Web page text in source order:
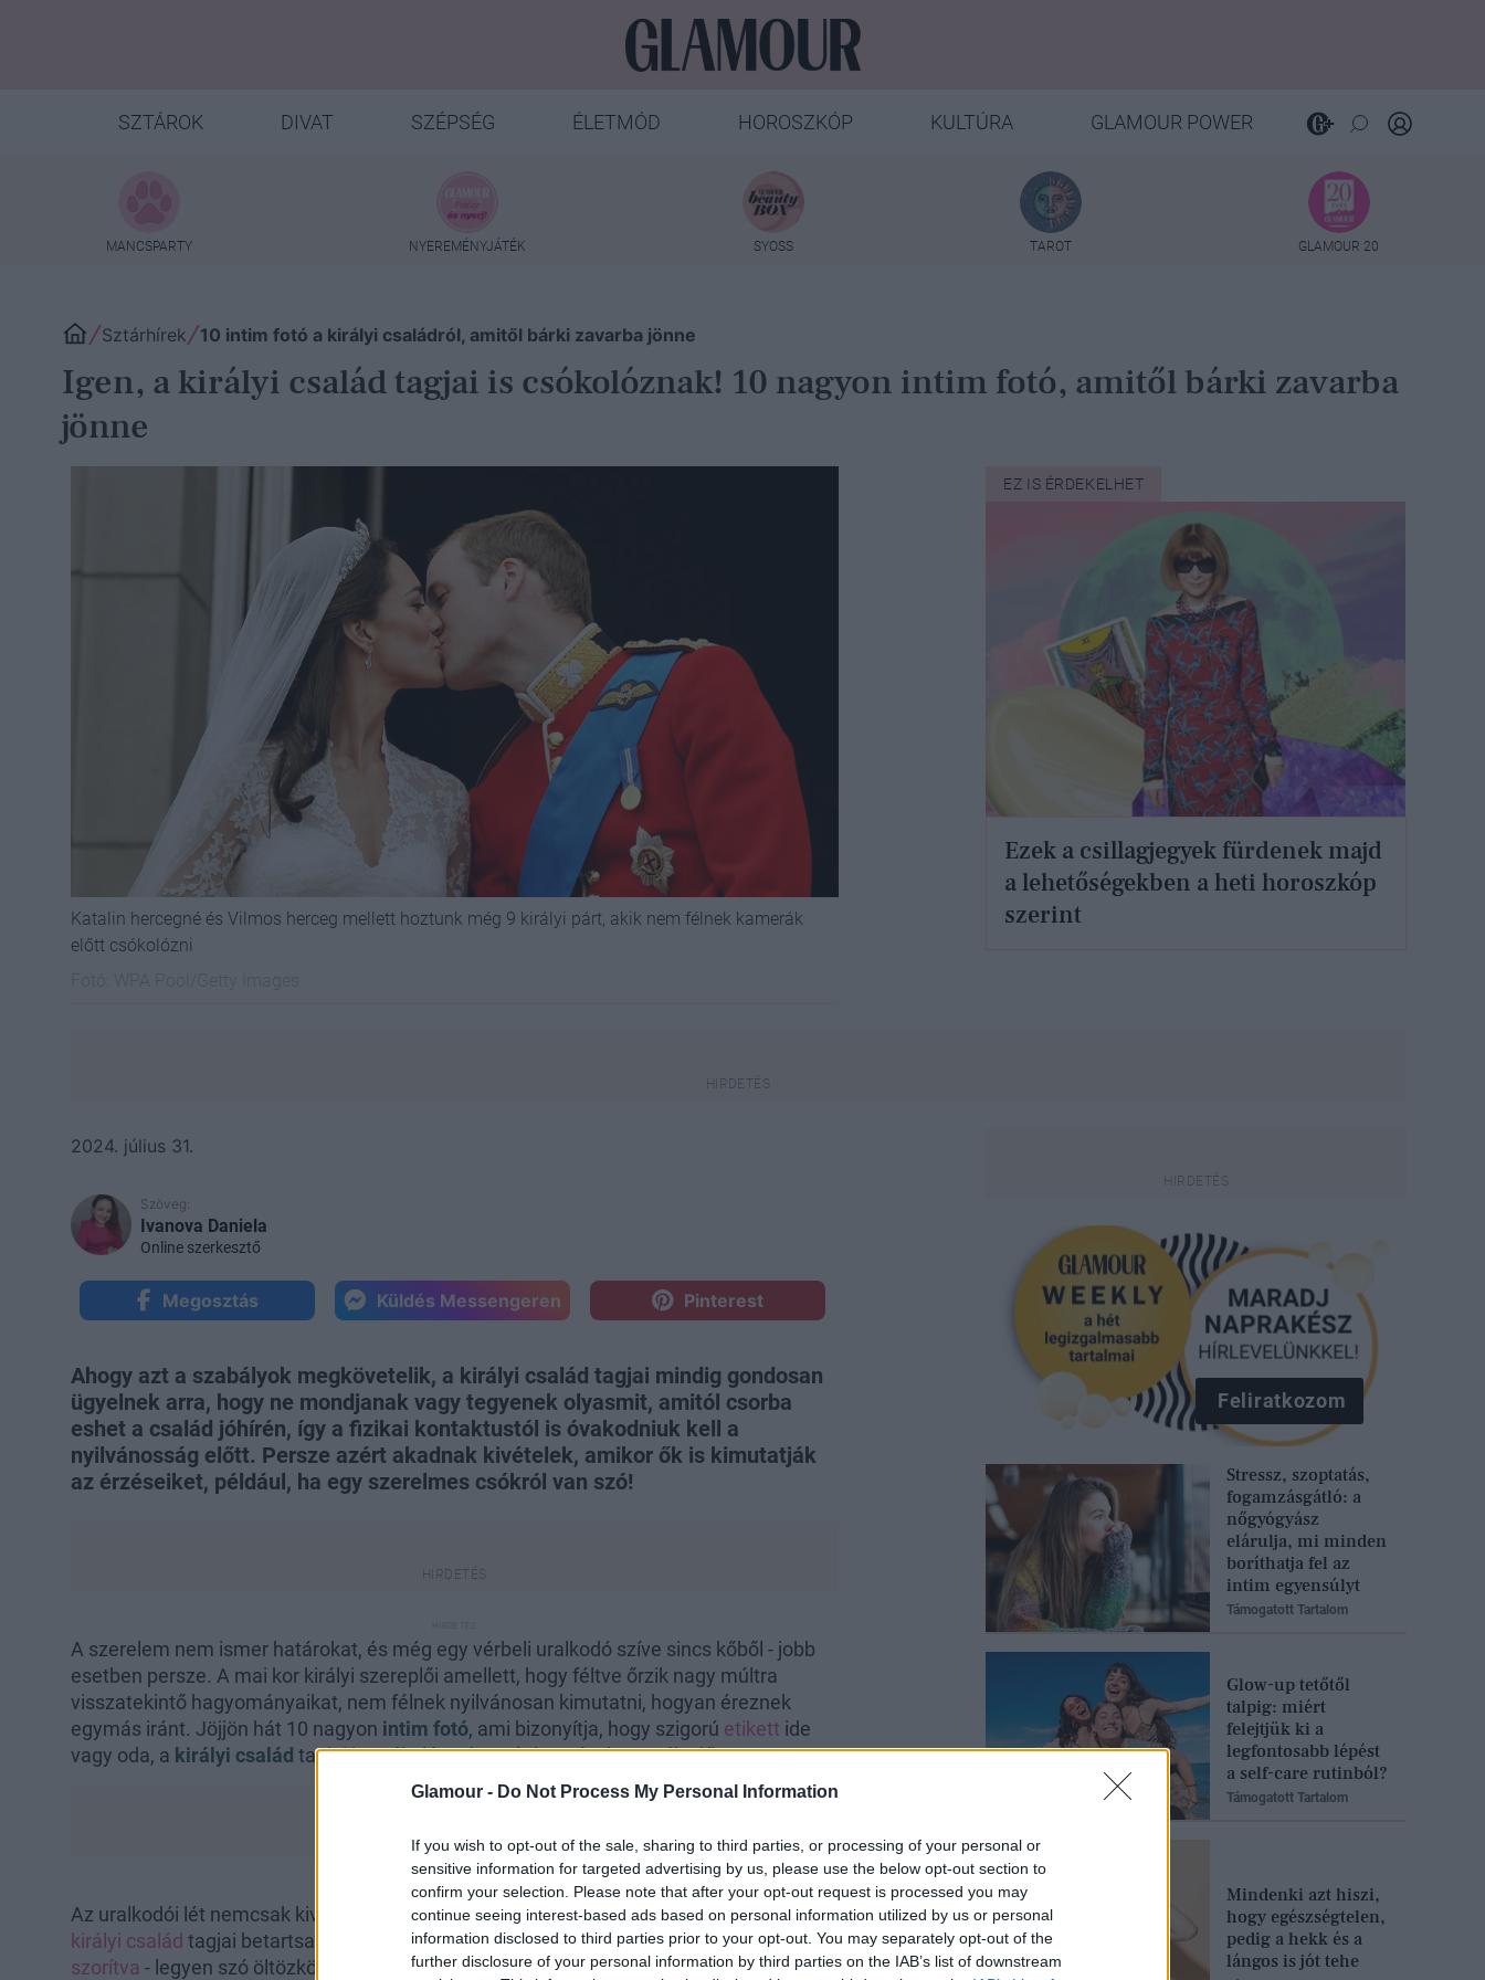
Glamour - Do Not Process My Personal Information
If you wish to opt-out of the sale, sharing to third parties, or processing of your personal or
sensitive information for targeted advertising by us, please use the below opt-out section to
confirm your selection. Please note that after your opt-out request is processed you may
continue seeing interest-based ads based on personal information utilized by us or personal
information disclosed to third parties prior to your opt-out. You may separately opt-out of the
further disclosure of your personal information by third parties on the IAB’s list of downstream
SZTÁROK DIVAT SZÉPSÉG ÉLETMÓD HOROSZKÓP KULTÚRA GLAMOUR POWER
MANCSPARTY NYEREMÉNYJÁTÉK SYOSS TAROT GLAMOUR 20
Sztárhírek 10 intim fotó a királyi családról, amitől bárki zavarba jönne
Igen, a királyi család tagjai is csókolóznak! 10 nagyon intim fotó, amitől bárki zavarba
jönne
Katalin hercegné és Vilmos herceg mellett hoztunk még 9 királyi párt, akik nem félnek kamerák
előtt csókolózni
EZ IS ÉRDEKELHET
Ezek a csillagjegyek fürdenek majd
a lehetőségekben a heti horoszkóp
szerint
2024. július 31.
Szöveg:
Ivanova Daniela
Online szerkesztő
Megosztás Küldés Messengeren Pinterest
Ahogy azt a szabályok megkövetelik, a királyi család tagjai mindig gondosan
ügyelnek arra, hogy ne mondjanak vagy tegyenek olyasmit, amitól csorba
eshet a család jóhírén, így a fizikai kontaktustól is óvakodniuk kell a
nyilvánosság előtt. Persze azért akadnak kivételek, amikor ők is kimutatják
az érzéseiket, például, ha egy szerelmes csókról van szó!
A szerelem nem ismer határokat, és még egy vérbeli uralkodó szíve sincs kőből - jobb
esetben persze. A mai kor királyi szereplői amellett, hogy féltve őrzik nagy múltra
visszatekintő hagyományaikat, nem félnek nyilvánosan kimutatni, hogyan éreznek
egymás iránt. Jöjjön hát 10 nagyon intim fotó, ami bizonyítja, hogy szigorú etikett ide
vagy oda, a királyi család tagjai is csókolóznak - méghozzá a kamerák előtt!
Az uralkodói lét nemcsak kiváltságokkal és fényűzéssel jár, hanem megköveteli, hogy a
királyi család tagjai betartsanak bizonyosszabályokat.Szigorú keretek közé vannak
szorítva - legyen szó öltözködésről, társalgásról, étkezésről,gyereknevelésről, és főként
Feliratkozom
Stressz, szoptatás,
fogamzásgátló: a
nőgyógyász
elárulja, mi minden
boríthatja fel az
intim egyensúlyt
Támogatott Tartalom
Glow-up tetőtől
talpig: miért
felejtjük ki a
legfontosabb lépést
a self-care rutinból?
Támogatott Tartalom
Mindenki azt hiszi,
hogy egészségtelen,
pedig a hekk és a
lángos is jót tehe